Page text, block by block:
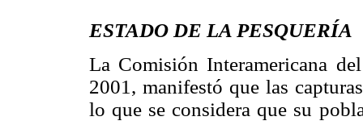
ESTADO DE LA PESQUERÍA
La Comisión Interamericana
2001, manifestó que las
lo que se considera que su